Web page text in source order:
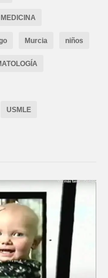
MEDICINA
Murcia niños
USMLE